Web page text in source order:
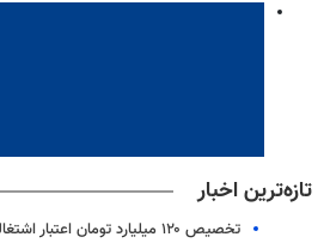
تازه‌ترین اخبار
تخصیص ۱۲۰ میلیارد تومان اعتبار اشتغالزایی روستایی در همدان